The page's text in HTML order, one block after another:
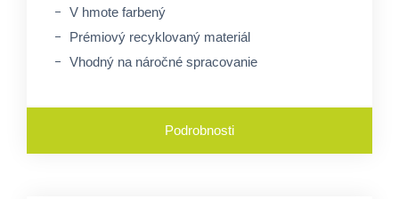
V hmote farbený
Prémiový recyklovaný materiál
Vhodný na náročné spracovanie
Podrobnosti